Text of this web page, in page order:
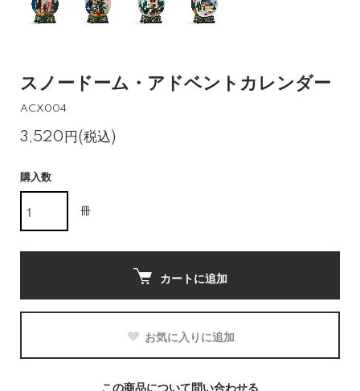
スノードーム・アドベントカレンダー
ACX004
3,520円(税込)
購入数
冊
カートに追加
お気に入りに追加